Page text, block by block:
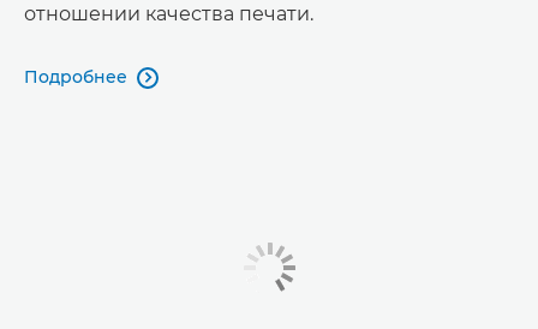
отношении качества печати.
Подробнее 